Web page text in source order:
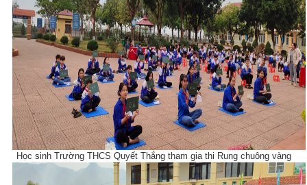
Học sinh Trường THCS Quyết Thắng tham gia thi Rung chuông vàng